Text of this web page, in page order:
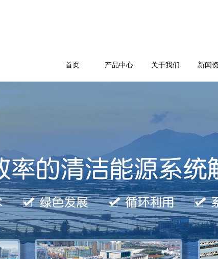
首页 产品中心 关于我们 新闻